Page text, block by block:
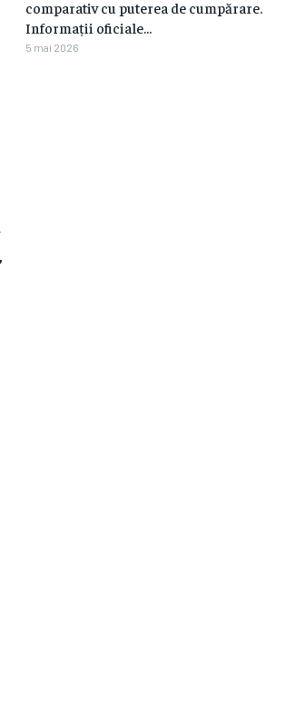
comparativ cu puterea de cumpărare.
Informații oficiale...
5 mai 2026